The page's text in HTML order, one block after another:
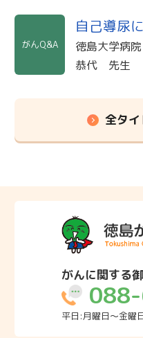
がんQ&A
自己導尿
徳島大学
恭代 先生
全タ
がんに関する
平日:月曜日～金曜